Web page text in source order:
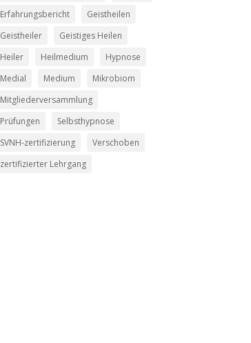
Erfahrungsbericht
Geistheilen
Geistheiler
Geistiges Heilen
Heiler
Heilmedium
Hypnose
Medial
Medium
Mikrobiom
Mitgliederversammlung
Prüfungen
Selbsthypnose
SVNH-zertifizierung
Verschoben
zertifizierter Lehrgang